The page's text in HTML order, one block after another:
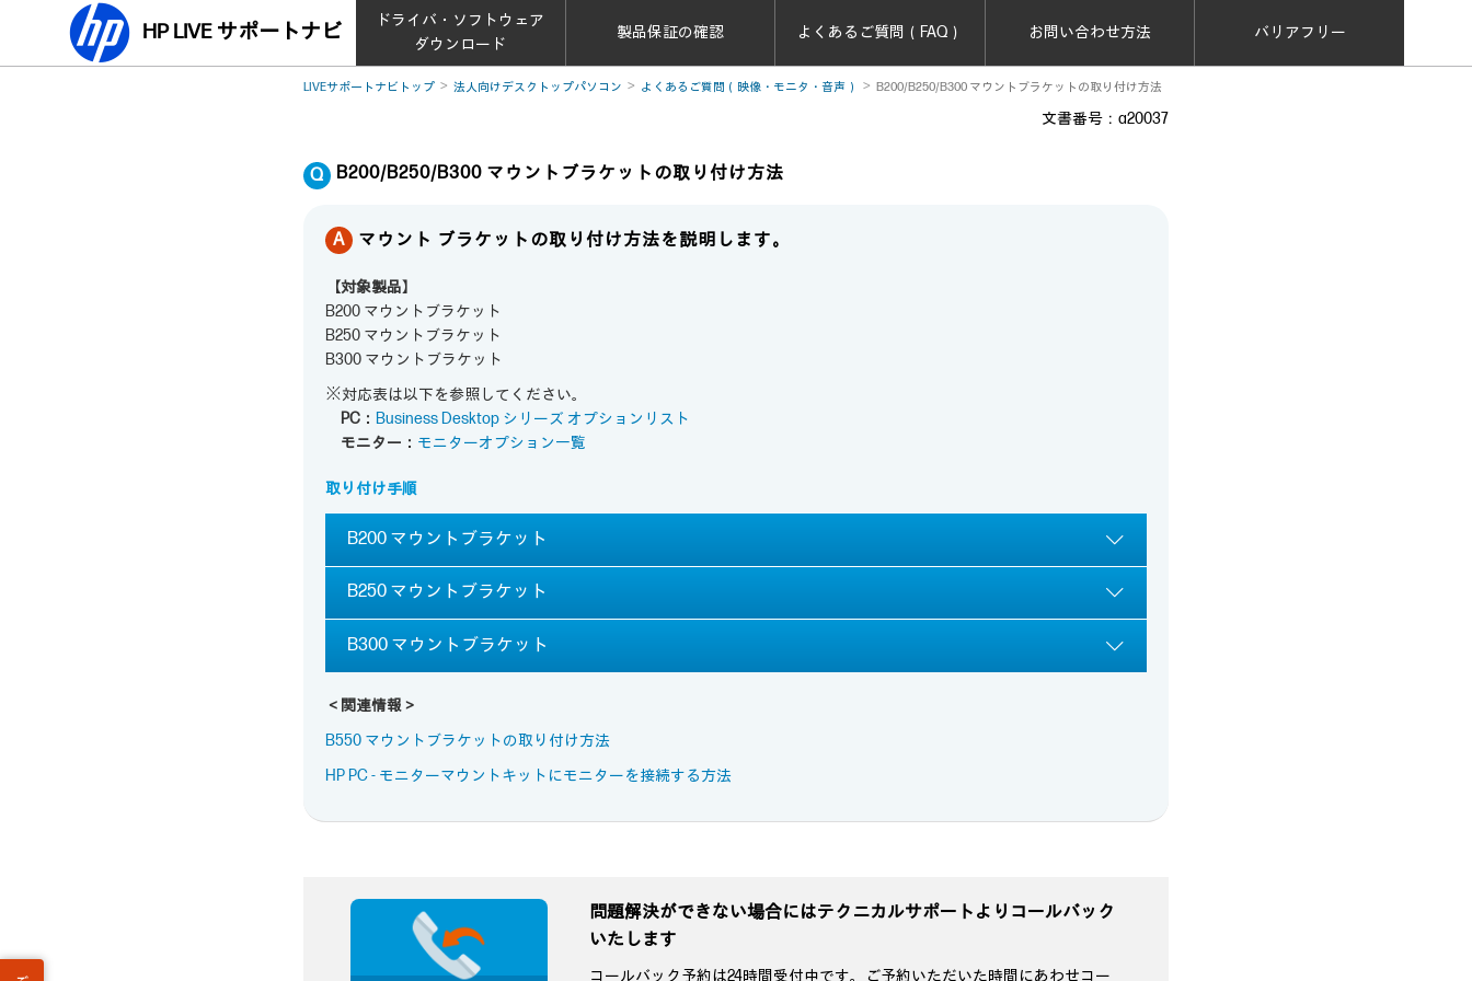
HP LIVE サポートナビ
ドライバ・ソフトウェア
ダウンロード
製品保証の確認 よくあるご質問（FAQ） お問い合わせ方法 バリアフリー
LIVEサポートナビトップ 法人向けデスクトップパソコン よくあるご質問（映像・モニタ・音声） B200/B250/B300 マウントブラケットの取り付け方法
文書番号：a20037
B200/B250/B300 マウントブラケットの取り付け方法
マウント ブラケットの取り付け方法を説明します。
【対象製品】
B200 マウントブラケット
B250 マウントブラケット
B300 マウントブラケット
※対応表は以下を参照してください。
PC： Business Desktop シリーズ オプションリスト
モニター： モニターオプション一覧
取り付け手順
B200 マウントブラケット
B250 マウントブラケット
B300 マウントブラケット
＜関連情報＞
B550 マウントブラケットの取り付け方法
HP PC - モニターマウントキットにモニターを接続する方法
問題解決ができない場合にはテクニカルサポートよりコールバック
いたします
コールバック予約は24時間受付中です。ご予約いただいた時間にあわせコー